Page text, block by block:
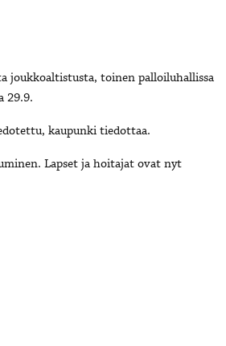
joukkoaltistusta, toinen palloiluhallissa
29.9.
kaupunki tiedottaa.
Lapset ja hoitajat ovat nyt